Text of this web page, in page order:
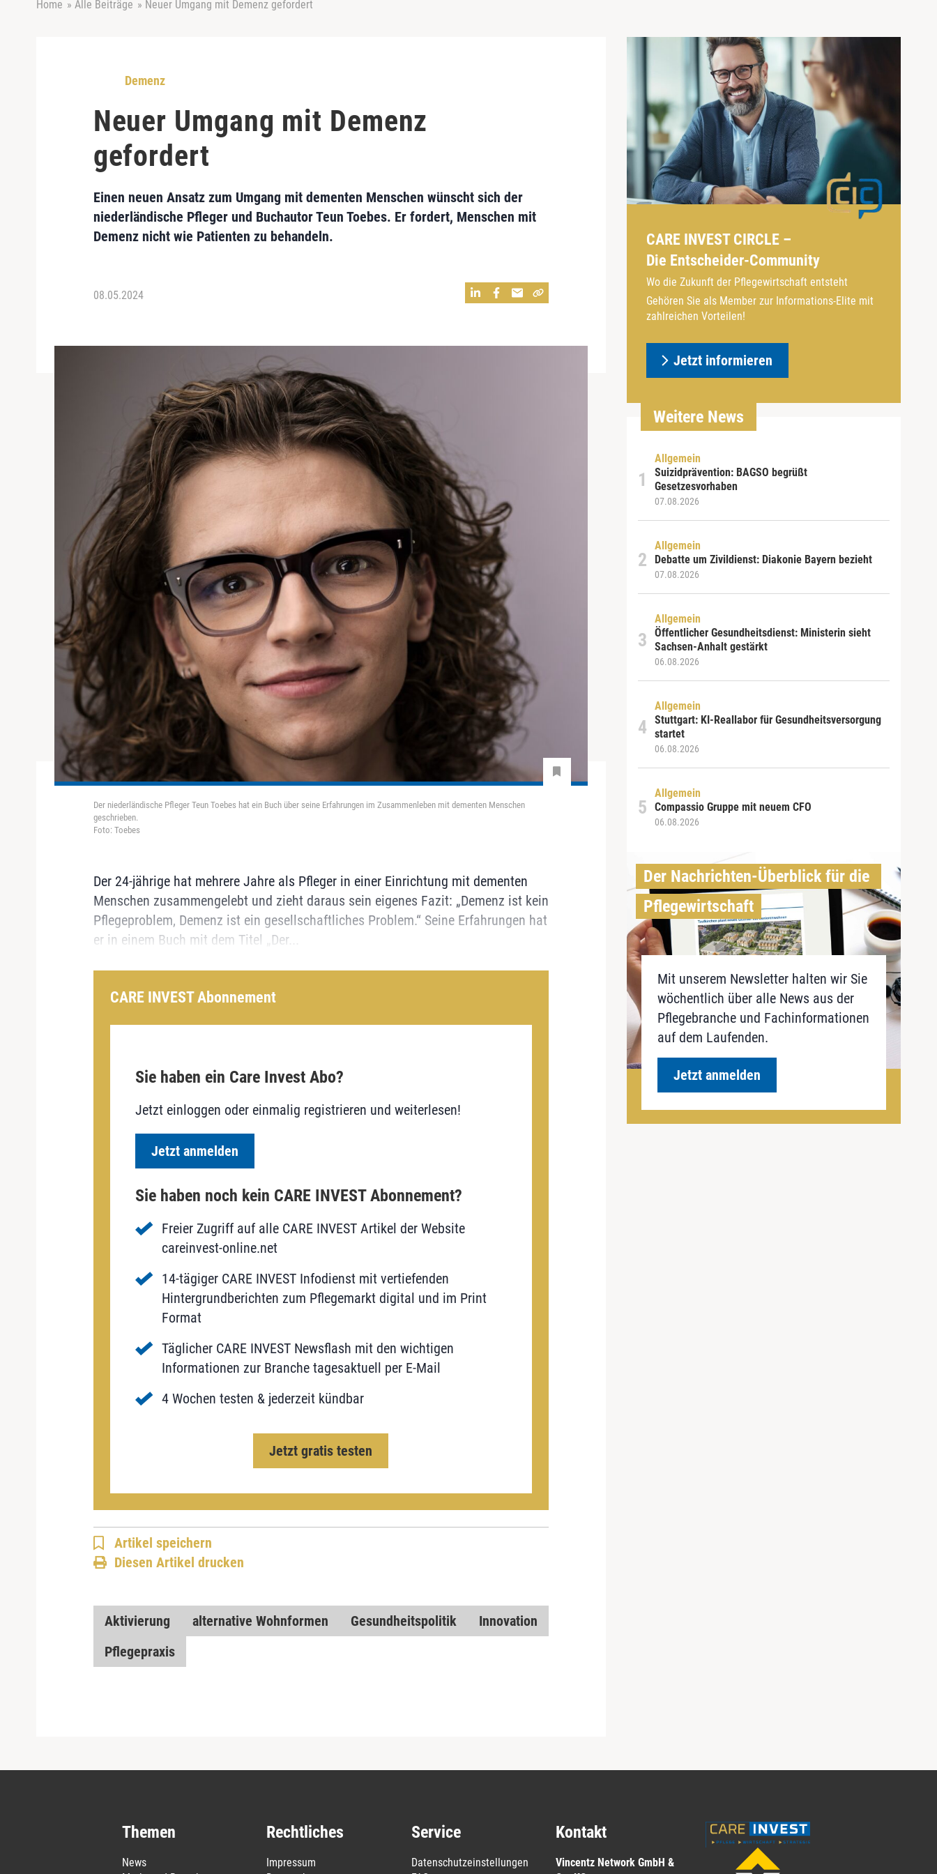
Home » Alle Beiträge » Neuer Umgang mit Demenz gefordert
Demenz
Neuer Umgang mit Demenz
gefordert
Einen neuen Ansatz zum Umgang mit dementen Menschen wünscht sich der
niederländische Pfleger und Buchautor Teun Toebes. Er fordert, Menschen mit
Demenz nicht wie Patienten zu behandeln.
08.05.2024
Der niederländische Pfleger Teun Toebes hat ein Buch über seine Erfahrungen im Zusammenleben mit dementen Menschen
geschrieben.
Foto: Toebes
Der 24-jährige hat mehrere Jahre als Pfleger in einer Einrichtung mit dementen
Menschen zusammengelebt und zieht daraus sein eigenes Fazit: „Demenz ist kein
Pflegeproblem, Demenz ist ein gesellschaftliches Problem.“ Seine Erfahrungen hat
er in einem Buch mit dem Titel „Der...
CARE INVEST Abonnement
Sie haben ein Care Invest Abo?
Jetzt einloggen oder einmalig registrieren und weiterlesen!
Jetzt anmelden
Sie haben noch kein CARE INVEST Abonnement?
Freier Zugriff auf alle CARE INVEST Artikel der Website
careinvest-online.net
14-tägiger CARE INVEST Infodienst mit vertiefenden
Hintergrundberichten zum Pflegemarkt digital und im Print
Format
Täglicher CARE INVEST Newsflash mit den wichtigen
Informationen zur Branche tagesaktuell per E-Mail
4 Wochen testen & jederzeit kündbar
Jetzt gratis testen
Artikel speichern
Diesen Artikel drucken
Aktivierung alternative Wohnformen Gesundheitspolitik
Innovation
Pflegepraxis
CARE INVEST CIRCLE –
Die Entscheider-Community
Wo die Zukunft der Pflegewirtschaft entsteht
Gehören Sie als Member zur Informations-Elite mit
zahlreichen Vorteilen!
Jetzt informieren
Weitere News
Allgemein
Suizidprävention: BAGSO begrüßt
Gesetzesvorhaben
07.08.2026
Allgemein
Debatte um Zivildienst: Diakonie Bayern bezieht
07.08.2026
Allgemein
Öffentlicher Gesundheitsdienst: Ministerin sieht
Sachsen-Anhalt gestärkt
06.08.2026
Allgemein
Stuttgart: KI-Reallabor für Gesundheitsversorgung
startet
06.08.2026
Allgemein
Compassio Gruppe mit neuem CFO
06.08.2026
Der Nachrichten-Überblick für die
Pflegewirtschaft
Mit unserem Newsletter halten wir Sie
wöchentlich über alle News aus der
Pflegebranche und Fachinformationen
auf dem Laufenden.
Jetzt anmelden
Themen
News
Rechtliches
Impressum
Service
Datenschutzeinstellungen
Kontakt
Vincentz Network GmbH &